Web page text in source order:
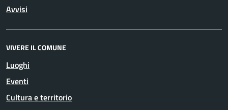
Avvisi
VIVERE IL COMUNE
Luoghi
Eventi
Cultura e territorio